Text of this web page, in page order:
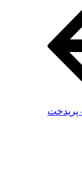
پریدخت